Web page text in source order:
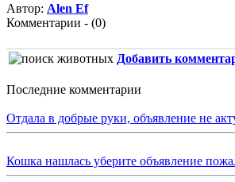
Автор: Alen Ef
Комментарии - (0)
Добавить
Последние комментарии
Отдала в добрые руки, объявление не
Кошка нашлась уберите объявление